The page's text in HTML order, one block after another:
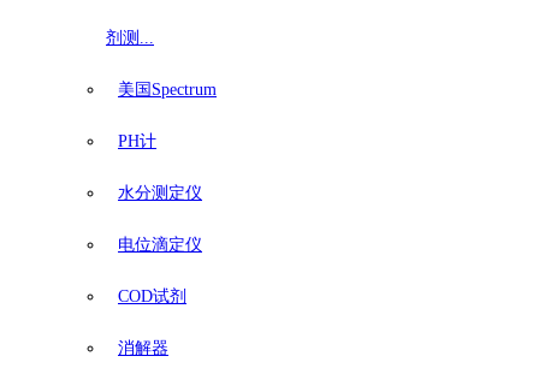
剂测...
美国Spectrum
PH计
水分测定仪
电位滴定仪
COD试剂
消解器